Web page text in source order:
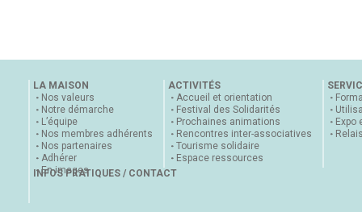
LA MAISON
Nos valeurs
Notre démarche
L’équipe
Nos membres adhérents
Nos partenaires
Adhérer
En images
ACTIVITÉS
Accueil et orientation
Festival des Solidarités
Prochaines animations
Rencontres inter-associatives
Tourisme solidaire
Espace ressources
Expo
INFOS PRATIQUES / CONTACT